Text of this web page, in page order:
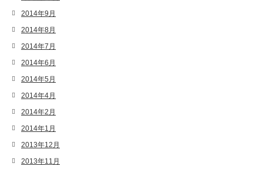
2014年9月
2014年8月
2014年7月
2014年6月
2014年5月
2014年4月
2014年2月
2014年1月
2013年12月
2013年11月